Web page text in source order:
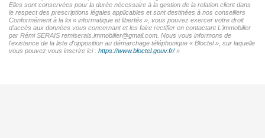
Elles sont conservées pour la durée nécessaire à la gestion de la relation client dans
le respect des prescriptions légales applicables et sont destinées à nos conseillers
Conformément à la loi « informatique et libertés », vous pouvez exercer votre droit
d'accès aux données vous concernant et les faire rectifier en contactant L'immobilier
par Rémi SERAIS remiserais.immobilier@gmail.com. Nous vous informons de
l'existence de la liste d'opposition au démarchage téléphonique « Bloctel », sur laquelle
vous pouvez vous inscrire ici : https://www.bloctel.gouv.fr/»